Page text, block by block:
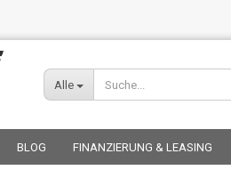
Alle
BLOG FINANZIERUNG & LEASING